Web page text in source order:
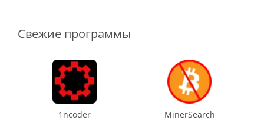
Свежие программы
1ncoder MinerSearch